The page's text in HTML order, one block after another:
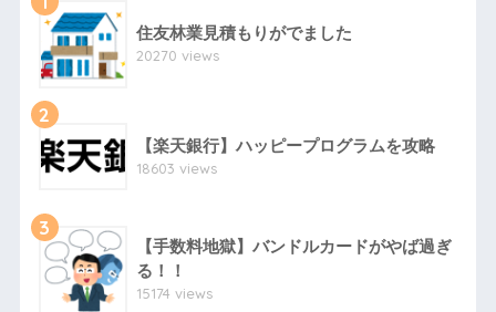
住友林業見積もりがでました
20270 views
2
【楽天銀行】ハッピープログラムを攻略
18603 views
3
【手数料地獄】バンドルカードがやば過ぎ
る！！
15174 views